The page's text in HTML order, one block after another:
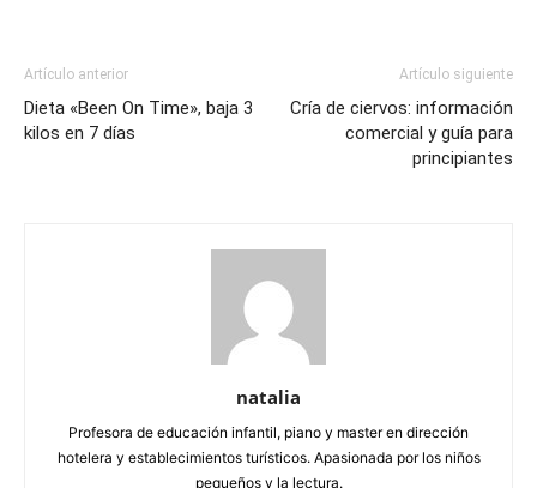
Artículo anterior
Dieta «Been On Time», baja 3
kilos en 7 días
Artículo siguiente
Cría de ciervos: información
comercial y guía para
principiantes
natalia
Profesora de educación infantil, piano y master en dirección
hotelera y establecimientos turísticos. Apasionada por los niños
pequeños y la lectura.